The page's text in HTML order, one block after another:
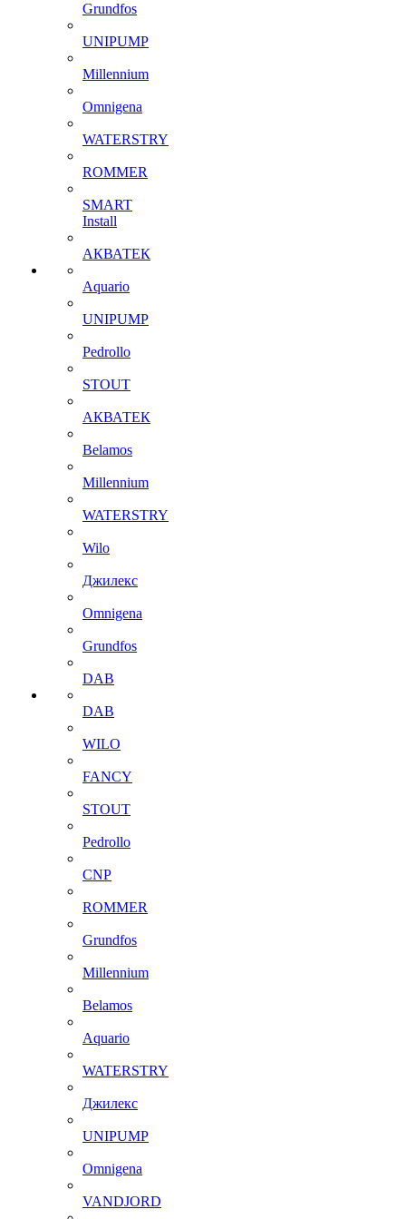
Grundfos
UNIPUMP
Millennium
Omnigena
WATERSTRY
ROMMER
SMART
Install
АКВАТЕК
Aquario
UNIPUMP
Pedrollo
STOUT
АКВАТЕК
Belamos
Millennium
WATERSTRY
Wilo
Джилекс
Omnigena
Grundfos
DAB
DAB
WILO
FANCY
STOUT
Pedrollo
CNP
ROMMER
Grundfos
Millennium
Belamos
Aquario
WATERSTRY
Джилекс
UNIPUMP
Omnigena
VANDJORD